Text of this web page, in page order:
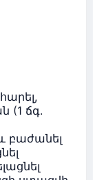
(1 ճգ.
բաժանել